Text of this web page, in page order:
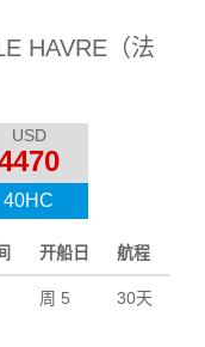
HAVRE（法
USD
40HC
开船日 航程
周 5 30天